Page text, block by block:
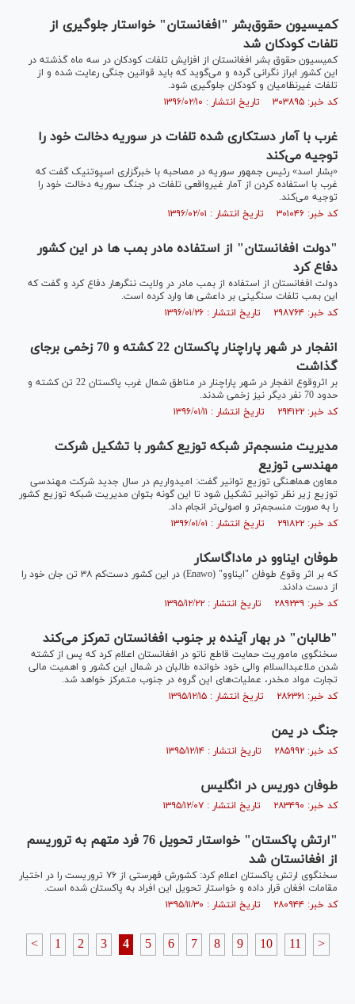
کمیسیون حقوق‌بشر "افغانستان" خواستار جلوگیری از
تلفات کودکان شد
کمیسیون حقوق بشر افغانستان از افزایش تلفات کودکان در سه ماه گذشته در
این کشور ابراز نگرانی گرده و می‌گوید که باید قوانین جنگی رعایت شده و از
تلفات غیرنظامیان و کودکان جلوگیری شود.
کد خبر: ۳۰۳۸۹۵ تاریخ انتشار : ۱۳۹۶/۰۲/۱۰
غرب با آمار دستکاری شده تلفات در سوریه دخالت خود را
توجیه می‌کند
«بشار اسد» رئیس جمهور سوریه در مصاحبه با خبرگزاری اسپوتنیک گفت که
غرب با استفاده کردن از آمار غیرواقعی تلفات در جنگ سوریه دخالت خود را
توجیه می‌کند.
کد خبر: ۳۰۱۰۴۶ تاریخ انتشار : ۱۳۹۶/۰۲/۰۱
"دولت افغانستان" از استفاده مادر بمب ها در این کشور
دفاع کرد
دولت افغانستان از استفاده از بمب مادر در ولایت ننگرهار دفاع کرد و گفت که
این بمب تلفات سنگینی بر داعشی ها وارد کرده است.
کد خبر: ۲۹۸۷۶۴ تاریخ انتشار : ۱۳۹۶/۰۱/۲۶
انفجار در شهر پاراچنار پاکستان 22 کشته و 70 زخمی برجای
گذاشت
بر اثروقوع انفجار در شهر پاراچنار در مناطق شمال غرب پاکستان 22 تن کشته و
حدود 70 نفر دیگر نیز زخمی شدند.
کد خبر: ۲۹۴۱۲۲ تاریخ انتشار : ۱۳۹۶/۰۱/۱۱
مدیریت منسجم‌تر شبکه توزیع کشور با تشکیل شرکت
مهندسی توزیع
معاون هماهنگی توزیع توانیر گفت: امیدواریم در سال جدید شرکت مهندسی
توزیع زیر نظر توانیر تشکیل شود تا این گونه بتوان مدیریت شبکه توزیع کشور
را به صورت منسجم‌تر و اصولی‌تر انجام داد.
کد خبر: ۲۹۱۸۲۲ تاریخ انتشار : ۱۳۹۶/۰۱/۰۱
طوفان ایناوو در ماداگاسکار
که بر اثر وقوع طوفان "ایناوو" (Enawo) در این کشور دست‌کم ۳۸ تن جان خود را
از دست دادند.
کد خبر: ۲۸۹۲۳۹ تاریخ انتشار : ۱۳۹۵/۱۲/۲۲
"طالبان" در بهار آینده بر جنوب افغانستان تمرکز می‌کند
سخنگوی ماموریت حمایت قاطع ناتو در افغانستان اعلام کرد که پس از کشته
شدن ملاعبدالسلام والی خود خوانده طالبان در شمال این کشور و اهمیت مالی
تجارت مواد مخدر، عملیات‌های این گروه در جنوب متمرکز خواهد شد.
کد خبر: ۲۸۶۳۶۱ تاریخ انتشار : ۱۳۹۵/۱۲/۱۵
جنگ در یمن
کد خبر: ۲۸۵۹۹۲ تاریخ انتشار : ۱۳۹۵/۱۲/۱۴
طوفان دوریس در انگلیس
کد خبر: ۲۸۳۴۹۰ تاریخ انتشار : ۱۳۹۵/۱۲/۰۷
"ارتش پاکستان" خواستار تحویل 76 فرد متهم به تروریسم
از افغانستان شد
سخنگوی ارتش پاکستان اعلام کرد: کشورش فهرستی از ۷۶ تروریست را در اختیار
مقامات افغان قرار داده و خواستار تحویل این افراد به پاکستان شده است.
کد خبر: ۲۸۰۹۴۴ تاریخ انتشار : ۱۳۹۵/۱۱/۳۰
< 1 2 3 4 5 6 7 8 9 10 11 >